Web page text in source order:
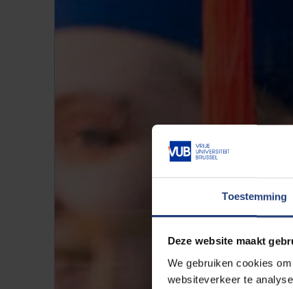
Toestemming
Deze website maakt
We gebruiken cookies
websiteverkeer te